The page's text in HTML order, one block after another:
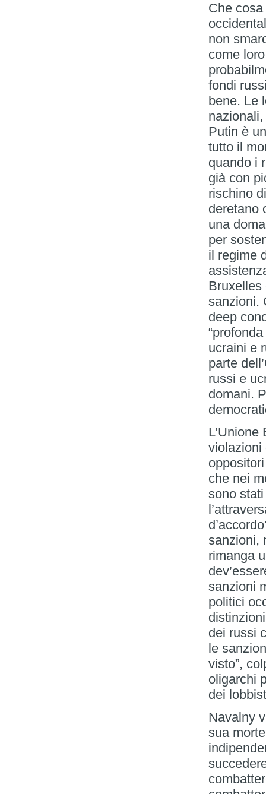
Che
non
come
fondi
bene. Le
Putin è
tutto il
quando i
già con
rischino
deretano
una
per
il regime
Bruxelles
sanzioni.
deep
ucraini e
parte
russi e
domani.
violazioni
che nei
sono
sanzioni,
rimanga
sanzioni
politici
dei russi
le
visto”,
oligarchi
dei
Navalny
sua